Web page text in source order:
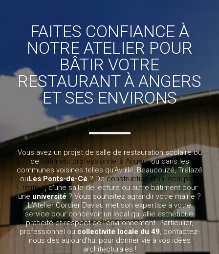
FAITES CONFIANCE À
NOTRE ATELIER POUR
BÂTIR VOTRE
RESTAURANT À ANGERS
ET SES ENVIRONS
Vous avez un projet de salle de restauration scolaire ou
de bâtiment professionnel à Angersou dans les
communes voisines telles qu’Avrillé, Beaucouzé, Trélazé
ouLes Ponts-de-Cé ? Deconstruction d’un local pour
traiteur, d’une salle de lecture ou autre bâtiment pour
une université ? Vous souhaitez agrandir votre mairie ?
L’Atelier Cordier Daviau met son expertise à votre
service pour concevoir un local qui allie esthétique,
praticité et respect de l’environnement. Particulier,
professionnel ou collectivité locale du 49, contactez-
nous dès aujourd’hui pour donner vie à vos idées
architecturales !